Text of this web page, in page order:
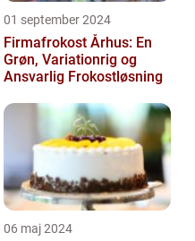
01 september 2024
Firmafrokost Århus: En
Grøn, Variationrig og
Ansvarlig Frokostløsning
06 maj 2024